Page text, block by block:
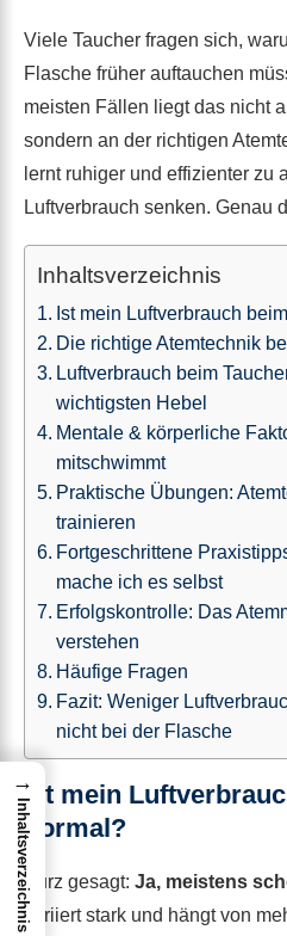
Viele Taucher fragen sich,
Flasche früher auftauchen
meisten Fällen liegt das nicht
sondern an der richtigen
lernt ruhiger und effizienter zu
Luftverbrauch senken. Genau
Inhaltsverzeichnis
Ist mein Luftverbrauch
Die richtige Atemtechnik
Luftverbrauch beim
wichtigsten Hebel
Mentale & körperliche
mitschwimmt
Praktische Übungen:
trainieren
Fortgeschrittene
mache ich es selbst
Erfolgskontrolle: Das
verstehen
Häufige Fragen
Fazit: Weniger
nicht bei der Flasche
Ist mein
normal?
Kurz gesagt: Ja, meistens
variiert stark und hängt von
→
Inhaltsverzeichnis